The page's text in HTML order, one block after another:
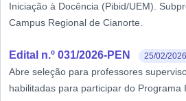
Iniciação à Docência (Pibid/UEM).
Campus Regional de Cianorte.
Edital n.º 031/2026-PEN 25/02/2026
Abre seleção para professores
habilitadas para participar do Programa